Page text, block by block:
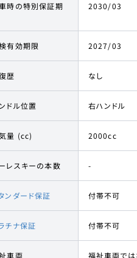
時の特別保証期
2030/03
有効期限 2027/03
歴 なし
ドル位置 右ハンドル
量 (cc) 2000cc
レスキーの本数 -
ンダード保証 付帯不可
チナ保証 付帯不可
車両 福祉車両では